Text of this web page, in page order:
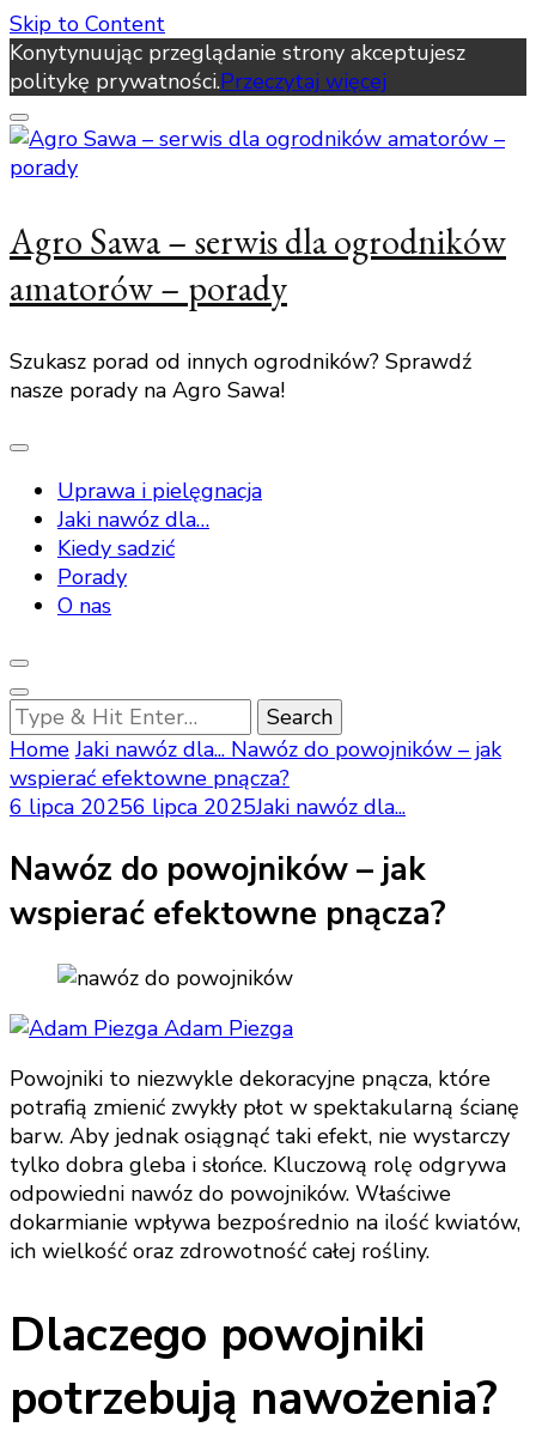
Skip to Content
Konytynuując przeglądanie strony akceptujesz
politykę prywatności.Przeczytaj więcej
Agro Sawa – serwis dla ogrodników
amatorów – porady
Szukasz porad od innych ogrodników? Sprawdź
nasze porady na Agro Sawa!
Uprawa i pielęgnacja
Jaki nawóz dla…
Kiedy sadzić
Porady
O nas
Looking
for
Something?
Home Jaki nawóz dla... Nawóz do powojników – jak
wspierać efektowne pnącza?
6 lipca 20256 lipca 2025Jaki nawóz dla...
Nawóz do powojników – jak
wspierać efektowne pnącza?
Adam Piezga
Powojniki to niezwykle dekoracyjne pnącza, które
potrafią zmienić zwykły płot w spektakularną ścianę
barw. Aby jednak osiągnąć taki efekt, nie wystarczy
tylko dobra gleba i słońce. Kluczową rolę odgrywa
odpowiedni nawóz do powojników. Właściwe
dokarmianie wpływa bezpośrednio na ilość kwiatów,
ich wielkość oraz zdrowotność całej rośliny.
Dlaczego powojniki
potrzebują nawożenia?